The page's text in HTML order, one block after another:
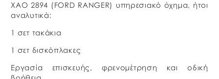
XAO 2894 (FORD RANGER) υπηρεσιακό όχημα, ήτοι
αναλυτικά:
1 σετ τακάκια
1 σετ δισκόπλακες
Εργασία επισκευής, φρενομέτρηση και οδική